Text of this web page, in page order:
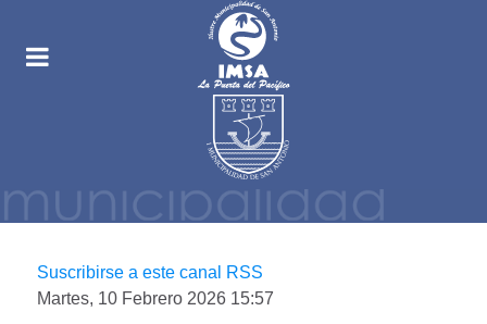
Suscribirse a este canal RSS
Martes, 10 Febrero 2026 15:57